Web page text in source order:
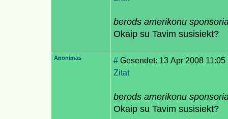
berods amerikonu
Okaip su Tavim susisiekt?
Anonimas # Gesendet: 13 Apr 2008 11:05
Zitat
berods amerikonu
Okaip su Tavim susisiekt?